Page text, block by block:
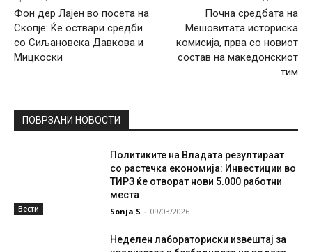
Фон дер Лајен во посета на
Скопје: Ќе оствари средби
со Сиљановска Давкова и
Мицкоски
Почна средбата на
Мешовитата историска
комисија, прва со новиот
состав на македонскиот
тим
ПОВРЗАНИ НОВОСТИ
Вести
Политиките на Владата резултираат
со растечка економија: Инвестиции во
ТИРЗ ќе отворат нови 5.000 работни
места
Sonja S - 09/03/2026
Неделен лабораториски извештај за